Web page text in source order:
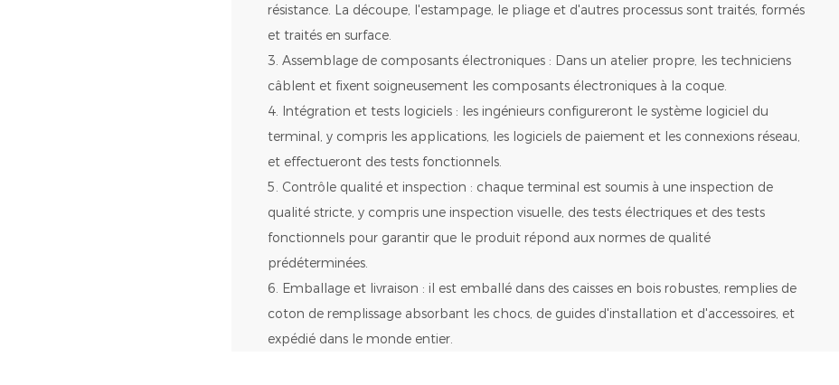
résistance. La découpe, l'estampage, le pliage et d'autres processus sont traités, formés
et traités en surface.
3. Assemblage de composants électroniques : Dans un atelier propre, les techniciens
câblent et fixent soigneusement les composants électroniques à la coque.
4. Intégration et tests logiciels : les ingénieurs configureront le système logiciel du
terminal, y compris les applications, les logiciels de paiement et les connexions réseau,
et effectueront des tests fonctionnels.
5. Contrôle qualité et inspection : chaque terminal est soumis à une inspection de
qualité stricte, y compris une inspection visuelle, des tests électriques et des tests
fonctionnels pour garantir que le produit répond aux normes de qualité
prédéterminées.
6. Emballage et livraison : il est emballé dans des caisses en bois robustes, remplies de
coton de remplissage absorbant les chocs, de guides d'installation et d'accessoires, et
expédié dans le monde entier.